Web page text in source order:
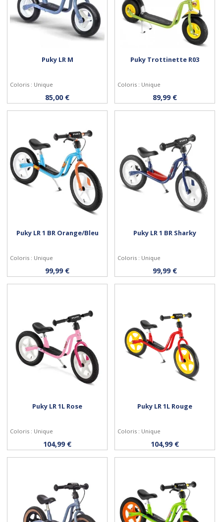
Acheter
Puky LR M
Coloris : Unique
85,00 € Acheter
Puky Trottinette R03
Coloris : Unique
89,99 €
Acheter
Puky LR 1 BR Orange/Bleu
Coloris : Unique
99,99 € Acheter
Puky LR 1 BR Sharky
Coloris : Unique
99,99 €
Acheter
Puky LR 1L Rose
Coloris : Unique
104,99 € Acheter
Puky LR 1L Rouge
Coloris : Unique
104,99 €